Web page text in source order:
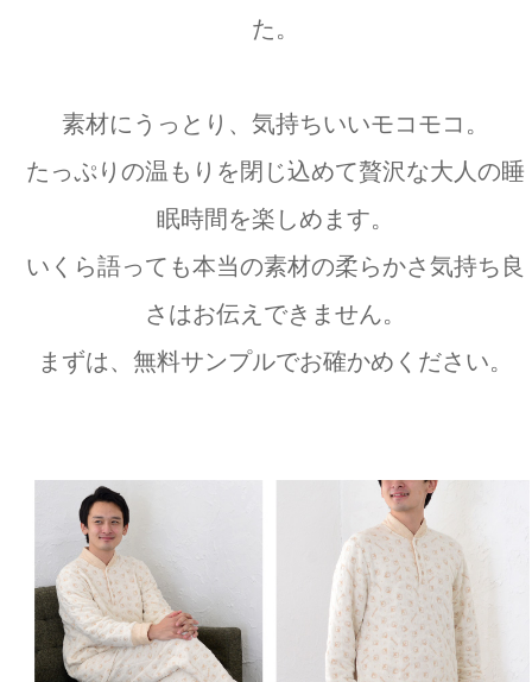
た。
素材にうっとり、気持ちいいモコモコ。
たっぷりの温もりを閉じ込めて贅沢な大人の睡
眠時間を楽しめます。
いくら語っても本当の素材の柔らかさ気持ち良
さはお伝えできません。
まずは、無料サンプルでお確かめください。